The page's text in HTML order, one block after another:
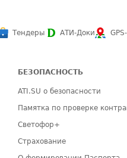
Тендеры АТИ-Доки
БЕЗОПАСНОСТЬ
ATI.SU о безопасности
Памятка по проверке
Светофор+
Страхование